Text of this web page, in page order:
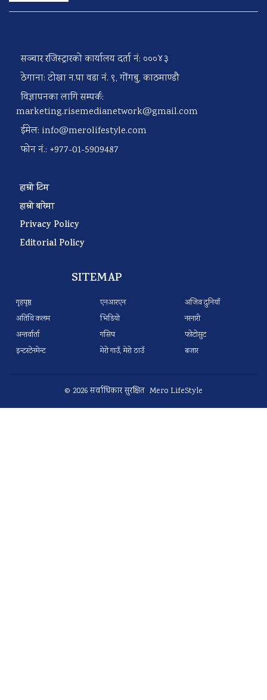
सञ्चार रजिस्ट्रारको कार्यालय दर्ता नं: ०००४३
ठेगाना: टोखा न.पा वडा नं. ९, गोंगबु, काठमाण्डौ
विज्ञापनका लागि सम्पर्क:
marketing.risemedianetwork@gmail.com
ईमेल: info@merolifestyle.com
फोन नं.: +977-01-5909487
हाम्रो टिम
हाम्रो बारेमा
Privacy Policy
Editorial Policy
SITEMAP
गृहपृष्ठ
अतिथि कलम
अन्तर्वार्ता
इन्टरटेनमेन्ट
एनआरएन
भिडियो
गसिप
मेरो गाउँ, मेरो ठाउँ
अजिव दुनियाँ
नरनारी
फोटोसुट
बजार
© 2026 सर्वाधिकार सुरक्षित Mero LifeStyle